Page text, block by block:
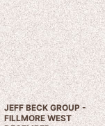
JEFF BECK GROUP -
FILLMORE WEST